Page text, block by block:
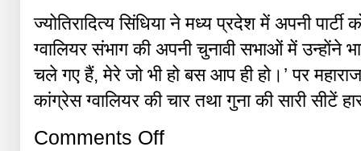
ज्योतिरादित्य सिंधिया ने मध्य प्रदेश में अपनी
ग्वालियर संभाग की अपनी चुनावी सभाओं में उन्हाेंने
चले गए हैं, मेरे जो भी हो बस आप ही हो।’ पर
कांग्रेस ग्वालियर की चार तथा गुना की सारी सीटें
Comments Offon